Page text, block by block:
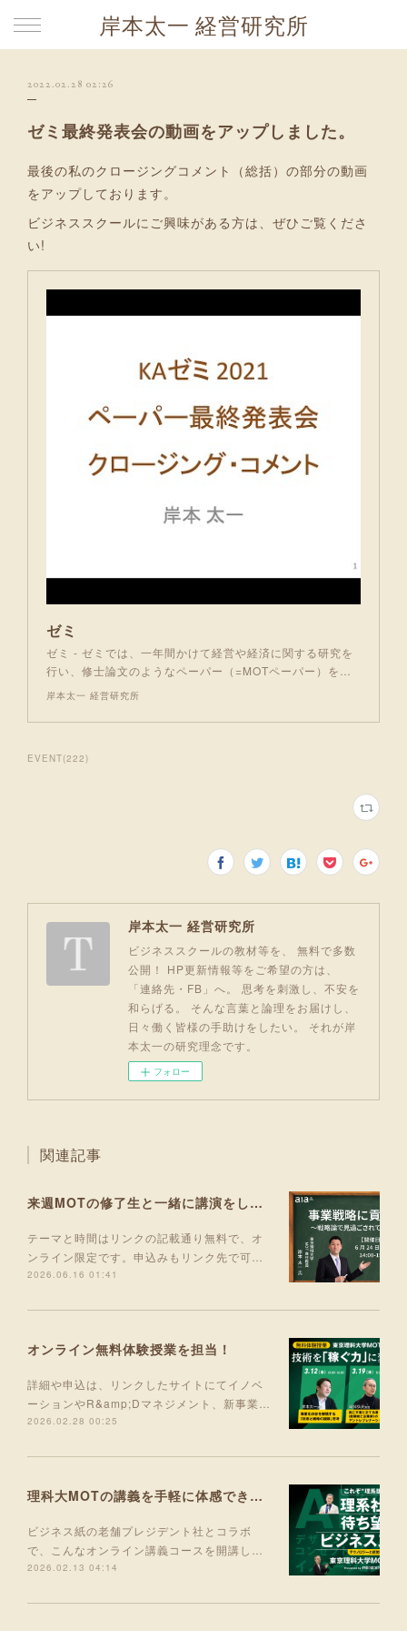
岸本太一 経営研究所
2022.02.28 02:26
ゼミ最終発表会の動画をアップしました。
最後の私のクロージングコメント（総括）の部分の動画
をアップしております。
ビジネススクールにご興味がある方は、ぜひご覧くださ
い!
ゼミ
ゼミ - ゼミでは、一年間かけて経営や経済に関する研究を
行い、修士論文のようなペーパー（=MOTペーパー）を…
岸本太一 経営研究所
EVENT(222)
岸本太一 経営研究所
ビジネススクールの教材等を、 無料で多数
公開！ HP更新情報等をご希望の方は、
「連絡先・FB」へ。 思考を刺激し、不安を
和らげる。 そんな言葉と論理をお届けし、
日々働く皆様の手助けをしたい。 それが岸
本太一の研究理念です。
フォロー
関連記事
来週MOTの修了生と一緒に講演をします！
テーマと時間はリンクの記載通り無料で、オ
ンライン限定です。申込みもリンク先で可…
2026.06.16 01:41
オンライン無料体験授業を担当！
詳細や申込は、リンクしたサイトにてイノベ
ーションやR&amp;Dマネジメント、新事業…
2026.02.28 00:25
理科大MOTの講義を手軽に体感できる入門コース 5月より開講！
ビジネス紙の老舗プレジデント社とコラボ
で、こんなオンライン講義コースを開講し…
2026.02.13 04:14